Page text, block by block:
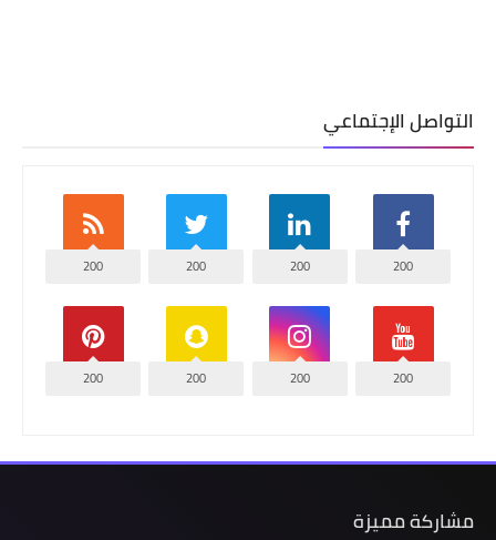
التواصل الإجتماعي
200
200
200
200
200
200
200
200
مشاركة مميزة